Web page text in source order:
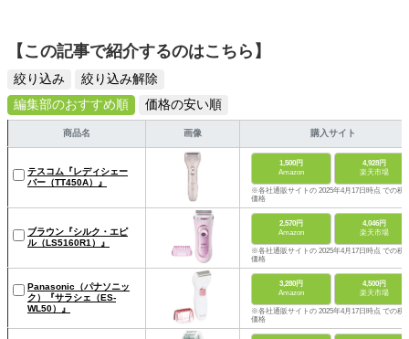
【この記事で紹介するのはこちら】
絞り込み
絞り込み解除
編集部のおすすめ順
価格の安い順
商品名 画像 購入サイト
テスコム『レディシェー
バー（TT450A）』
1,500円
Amazon
4,928円
楽天市場
※各社通販サイトの 2025年4月17日時点 での税
価格
ブラウン『シルク・エピ
ル（LS5160R1）』
2,570円
Amazon
4,046円
楽天市場
※各社通販サイトの 2025年4月17日時点 での税
価格
Panasonic（パナソニッ
ク）『サラシェ（ES-
WL50）』
3,280円
Amazon
4,500円
楽天市場
※各社通販サイトの 2025年4月17日時点 での税
価格